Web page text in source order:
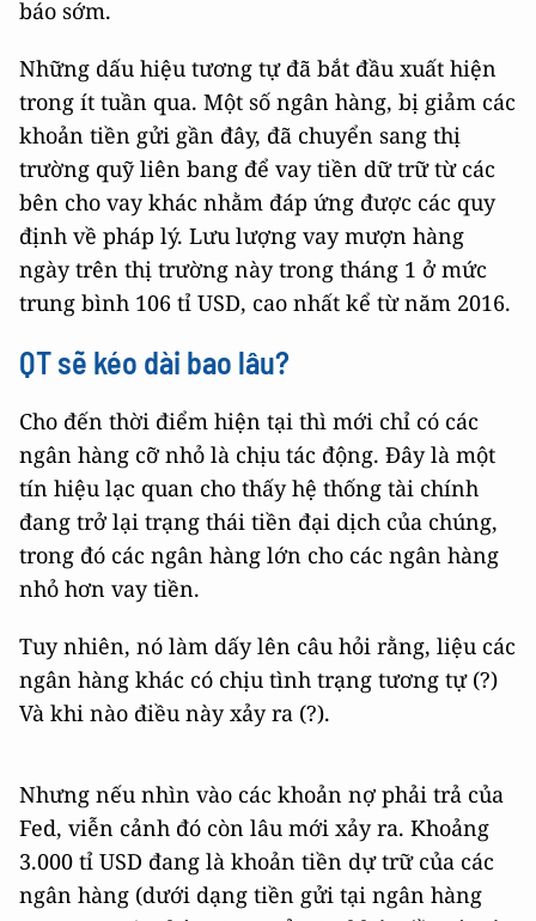
báo sớm.
Những dấu hiệu tương tự đã bắt đầu xuất hiện
trong ít tuần qua. Một số ngân hàng, bị giảm các
khoản tiền gửi gần đây, đã chuyển sang thị
trường quỹ liên bang để vay tiền dữ trữ từ các
bên cho vay khác nhằm đáp ứng được các quy
định về pháp lý. Lưu lượng vay mượn hàng
ngày trên thị trường này trong tháng 1 ở mức
trung bình 106 tỉ USD, cao nhất kể từ năm 2016.
QT sẽ kéo dài bao lâu?
Cho đến thời điểm hiện tại thì mới chỉ có các
ngân hàng cỡ nhỏ là chịu tác động. Đây là một
tín hiệu lạc quan cho thấy hệ thống tài chính
đang trở lại trạng thái tiền đại dịch của chúng,
trong đó các ngân hàng lớn cho các ngân hàng
nhỏ hơn vay tiền.
Tuy nhiên, nó làm dấy lên câu hỏi rằng, liệu các
ngân hàng khác có chịu tình trạng tương tự (?)
Và khi nào điều này xảy ra (?).
Nhưng nếu nhìn vào các khoản nợ phải trả của
Fed, viễn cảnh đó còn lâu mới xảy ra. Khoảng
3.000 tỉ USD đang là khoản tiền dự trữ của các
ngân hàng (dưới dạng tiền gửi tại ngân hàng